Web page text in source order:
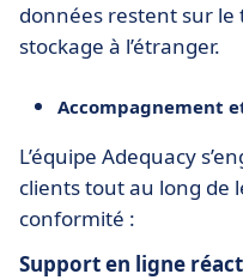
données restent sur
stockage à l’étranger.
Accompagnement
L’équipe Adequacy
clients tout au long de
conformité :
Support en ligne